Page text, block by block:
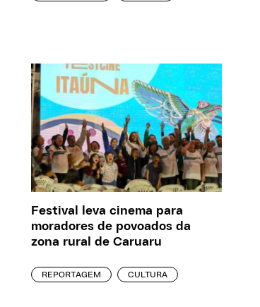
Festival leva cinema para
moradores de povoados da
zona rural de Caruaru
REPORTAGEM CULTURA